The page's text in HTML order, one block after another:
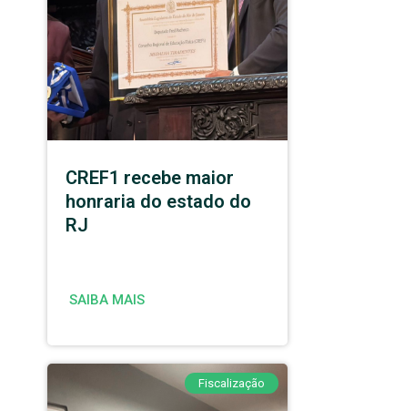
CREF1 recebe maior
honraria do estado do
RJ
SAIBA MAIS
Fiscalização